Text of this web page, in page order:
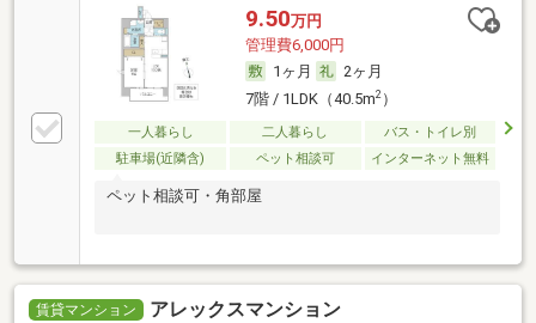
9.50万円
管理費6,000円
1ヶ月
2ヶ月
7階 / 1LDK（40.5m2）
一人暮らし 二人暮らし
バス・トイレ別
駐車場(近隣含)
ペット相談可 インターネット無料
ペット相談可・角部屋
賃貸マンション アレックスマンション